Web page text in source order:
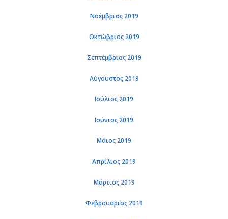
Νο­έμ­βριος 2019
Οκτώ­βριος 2019
Σε­πτέμ­βριος 2019
Αύ­γου­στος 2019
Ιού­λιος 2019
Ιού­νιος 2019
Μάιος 2019
Απρί­λιος 2019
Μάρ­τιος 2019
Φε­βρουά­ριος 2019